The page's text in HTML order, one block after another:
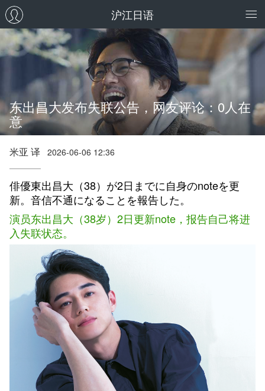
沪江日语
东出昌大发布失联公告，网友评论：0人在
意
米亚 译 2026-06-06 12:36
俳優東出昌大（38）が2日までに自身のnoteを更
新。音信不通になることを報告した。
演员东出昌大（38岁）2日更新note，报告自己将进
入失联状态。